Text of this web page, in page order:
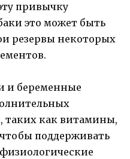
привычку
это может быть
резервы некоторых
и беременные
таких как витамины,
поддерживать